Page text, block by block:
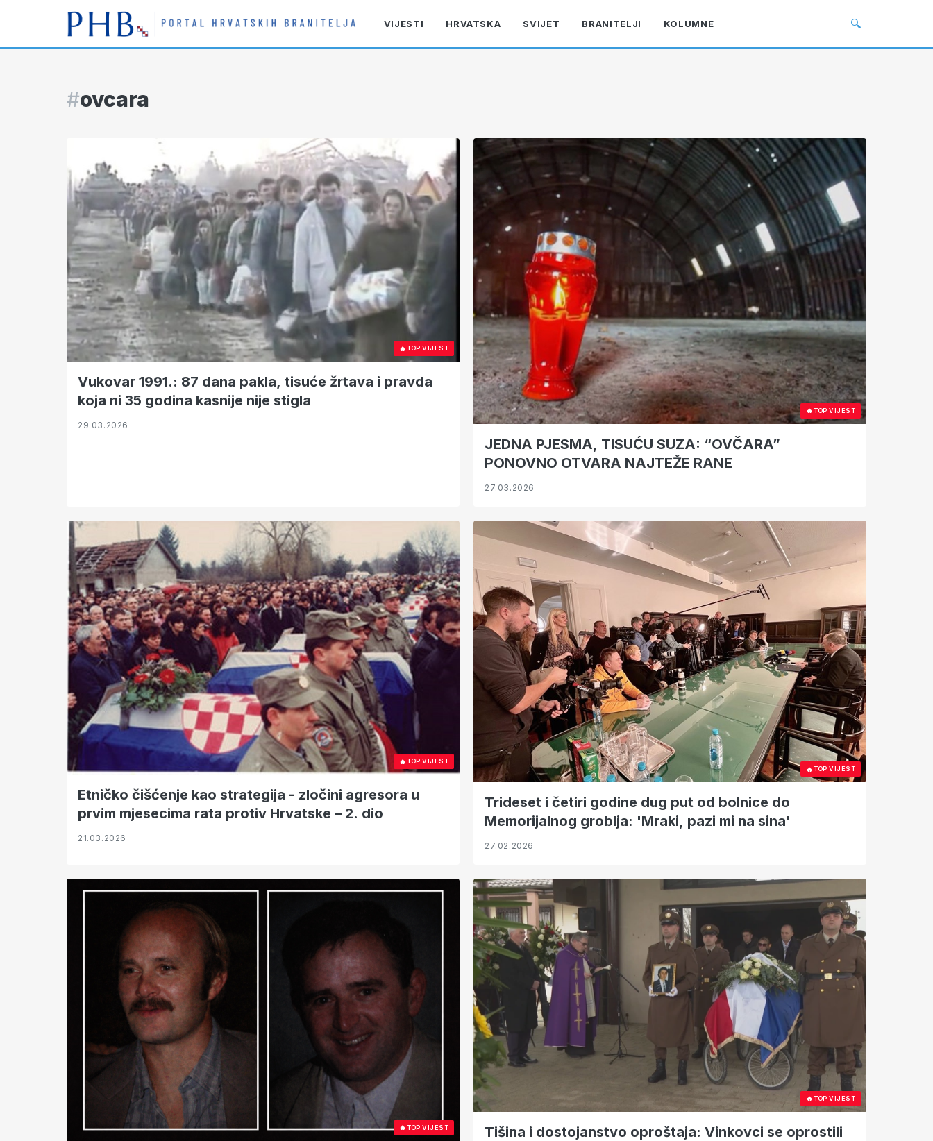
VIJESTI HRVATSKA SVIJET BRANITELJI KOLUMNE 🔍
#ovcara
🔥TOP VIJEST
Vukovar 1991.: 87 dana pakla, tisuće žrtava i pravda
koja ni 35 godina kasnije nije stigla
29.03.2026
🔥TOP VIJEST
JEDNA PJESMA, TISUĆU SUZA: “OVČARA”
PONOVNO OTVARA NAJTEŽE RANE
27.03.2026
🔥TOP VIJEST
Etničko čišćenje kao strategija - zločini agresora u
prvim mjesecima rata protiv Hrvatske – 2. dio
21.03.2026
🔥TOP VIJEST
Trideset i četiri godine dug put od bolnice do
Memorijalnog groblja: 'Mraki, pazi mi na sina'
27.02.2026
🔥TOP VIJEST
🔥TOP VIJEST
Tišina i dostojanstvo oproštaja: Vinkovci se oprostili